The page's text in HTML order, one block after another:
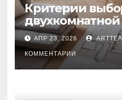
Критерии
планировка,
состояние и
АПР 23, 2026
КОММЕНТАРИИ